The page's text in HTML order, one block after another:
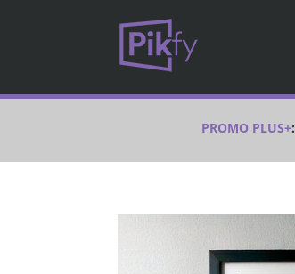
PROMO PLUS+: